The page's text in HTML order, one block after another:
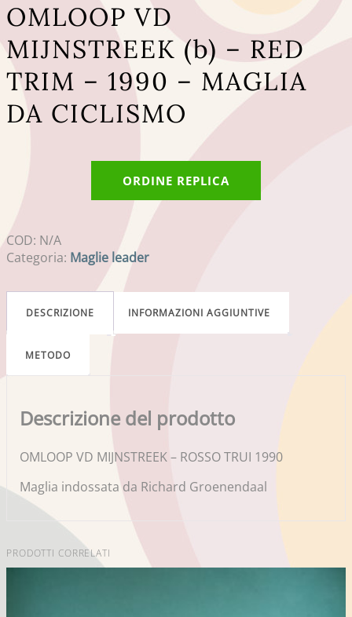
OMLOOP VD
MIJNSTREEK (b) – RED
TRIM – 1990 – MAGLIA
DA CICLISMO
ORDINE REPLICA
COD: N/A
Categoria: Maglie leader
DESCRIZIONE INFORMAZIONI AGGIUNTIVE
METODO
Descrizione del prodotto
OMLOOP VD MIJNSTREEK – ROSSO TRUI 1990
Maglia indossata da Richard Groenendaal
PRODOTTI CORRELATI